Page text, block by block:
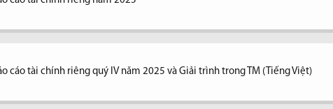
cáo tài chính riêng quý IV năm 2025 và Giải trình trong TM (Tiếng Việt)